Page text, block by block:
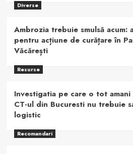
Diverse
Ambrozia trebuie smulsă acum:
pentru acțiune de curățare în
Văcărești
Resurse
Investigatia pe care o tot
CT-ul din Bucuresti nu trebuie
logistic
Recomandari